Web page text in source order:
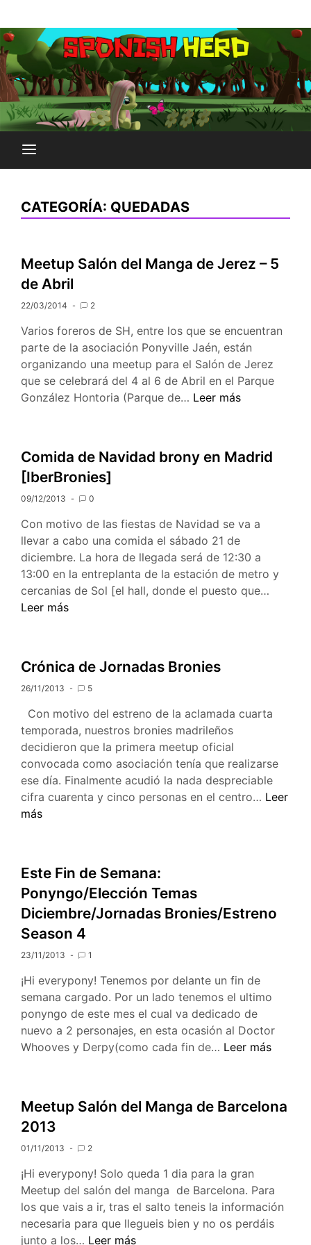
al
contenido
SPONISH HERD
CATEGORÍA: QUEDADAS
Meetup Salón del Manga de Jerez – 5
de Abril
22/03/2014 2
Varios foreros de SH, entre los que se encuentran
parte de la asociación Ponyville Jaén, están
organizando una meetup para el Salón de Jerez
que se celebrará del 4 al 6 de Abril en el Parque
González Hontoria (Parque de… Meetup
de
de
Abril
Leer más
Comida de Navidad brony en Madrid
[IberBronies]
09/12/2013 0
Con motivo de las fiestas de Navidad se va a
llevar a cabo una comida el sábado 21 de
diciembre. La hora de llegada será de 12:30 a
13:00 en la entreplanta de la estación de metro y
cercanias de Sol [el hall, donde el puesto que…
Leer más
Crónica de Jornadas Bronies
26/11/2013 5
Con motivo del estreno de la aclamada cuarta
temporada, nuestros bronies madrileños
decidieron que la primera meetup oficial
convocada como asociación tenía que realizarse
ese día. Finalmente acudió la nada despreciable
cifra cuarenta y cinco personas en el centro… Crónica
Leer
más
Este Fin de Semana:
Ponyngo/Elección Temas
Diciembre/Jornadas Bronies/Estreno
Season 4
23/11/2013 1
¡Hi everypony! Tenemos por delante un fin de
semana cargado. Por un lado tenemos el ultimo
ponyngo de este mes el cual va dedicado de
nuevo a 2 personajes, en esta ocasión al Doctor
Whooves y Derpy(como cada fin de… Este
Ponyngo/
Season
4
Leer más
Meetup Salón del Manga de Barcelona
2013
01/11/2013 2
¡Hi everypony! Solo queda 1 dia para la gran
Meetup del salón del manga de Barcelona. Para
los que vais a ir, tras el salto teneis la información
necesaria para que llegueis bien y no os perdáis
junto a los… Meetup
Leer más